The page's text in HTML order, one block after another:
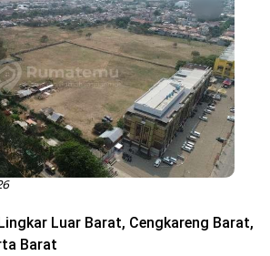
Luar Barat, Cengkareng Barat,
Barat